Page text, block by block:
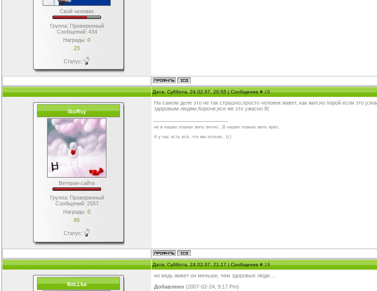
Свой человек
Группа: Проверенный
Сообщений:434
Награды:0
23
Статус:
Дата: Суббота, 24.02.07, 20:55 | Сообщение #18
StoRsy
Ветеран сайта
Группа: Проверенный
Сообщений:2557
Награды:0
65
Статус:
На самом деле это не так страшно,просто человек живет, как жил,но порой если это
здоровым людям,Короче,все же это ужасно 8(
не в наших планах жить вечно...В наших планах жить ярко..
А у нас есть всё, что мы хотели.. (с)
Дата: Суббота, 24.02.07, 21:17 | Сообщение #19
BeLLka
но ведь живет он меньше, чем здоровые люди....
Добавлено (2007-02-24, 9:17 Pm)